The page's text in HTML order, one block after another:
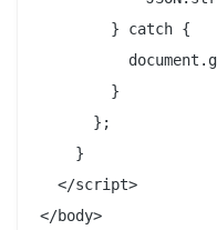
        } catch {
        }
      };
    }
  </script>
</body>